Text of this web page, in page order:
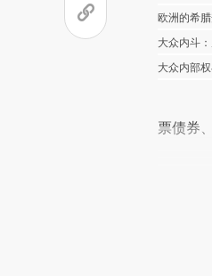
欧洲的希
大众内斗
大众内部
票债券